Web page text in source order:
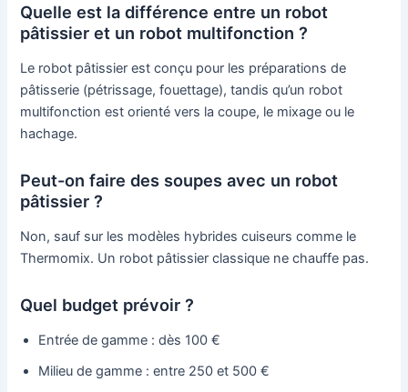
Quelle est la différence entre un robot
pâtissier et un robot multifonction ?
Le robot pâtissier est conçu pour les préparations de
pâtisserie (pétrissage, fouettage), tandis qu’un robot
multifonction est orienté vers la coupe, le mixage ou le
hachage.
Peut-on faire des soupes avec un robot
pâtissier ?
Non, sauf sur les modèles hybrides cuiseurs comme le
Thermomix. Un robot pâtissier classique ne chauffe pas.
Quel budget prévoir ?
Entrée de gamme : dès 100 €
Milieu de gamme : entre 250 et 500 €